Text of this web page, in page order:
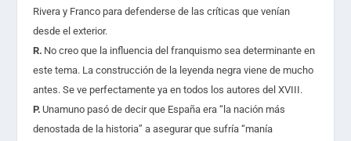
Rivera y Franco para defenderse de las críticas que venían
desde el exterior.
R. No creo que la influencia del franquismo sea determinante en
este tema. La construcción de la leyenda negra viene de mucho
antes. Se ve perfectamente ya en todos los autores del XVIII.
P. Unamuno pasó de decir que España era “la nación más
denostada de la historia” a asegurar que sufría “manía